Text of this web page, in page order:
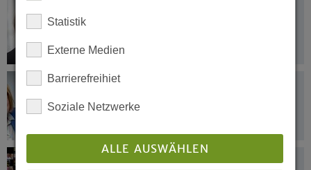
Kurschus: Menschen neugierig machen
11.07.2020
Zwei Kandidaten und eine Kandidatin
stellen sich zur Wahl
06.07.2020
Statistik
Externe Medien
Barrierefreihiet
Soziale Netzwerke
ALLE AUSWÄHLEN